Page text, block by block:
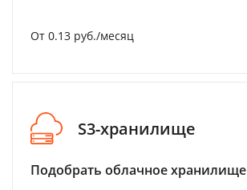
От 0.13 руб./месяц
S3-хранилище
Подобрать облачное хранилище